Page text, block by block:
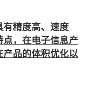
有精度高、速度
，在电子信息产
品的体积优化以